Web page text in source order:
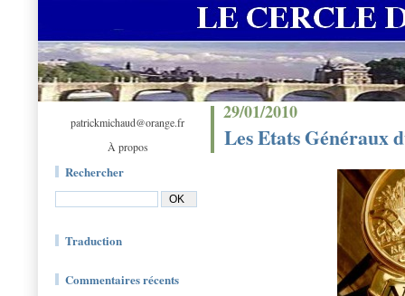
patrickmichaud@orange.fr
À propos
Rechercher
Traduction
Commentaires récents
29/01/2010
Les Etats Généraux